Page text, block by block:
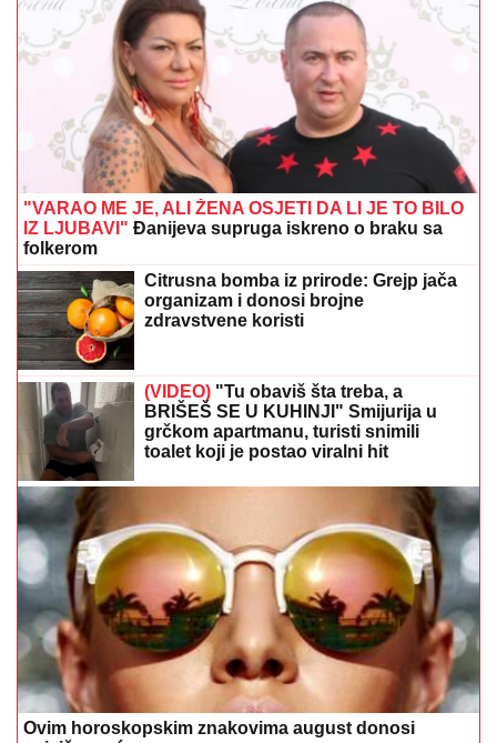
"VARAO ME JE, ALI ŽENA OSJETI DA LI JE TO BILO
IZ LJUBAVI" Đanijeva supruga iskreno o braku sa
folkerom
Citrusna bomba iz prirode: Grejp jača
organizam i donosi brojne
zdravstvene koristi
(VIDEO) "Tu obaviš šta treba, a
BRIŠEŠ SE U KUHINJI" Smijurija u
grčkom apartmanu, turisti snimili
toalet koji je postao viralni hit
Ovim horoskopskim znakovima august donosi